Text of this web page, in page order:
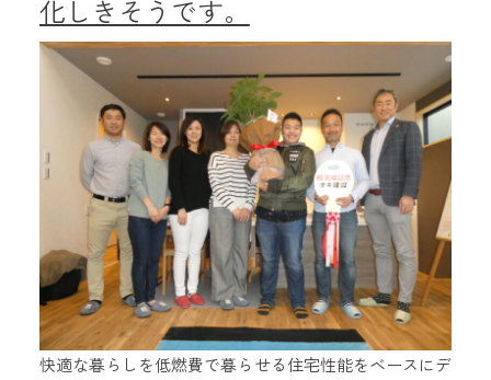
化しきそうです。
快適な暮らしを低燃費で暮らせる住宅性能をベースにデ